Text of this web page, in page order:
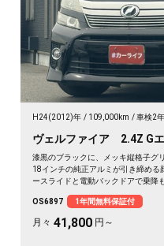
H24(2012)年 109,000km 車検2
ヴェルファイア 2.4Z G
漆黒のブラックに、メッキ縦格子グ
18インチの純正アルミが引き締める
ースライドと電動バックドアで乗降
ップダウンモニターで後席の時間も
証付》でお渡しします🚗✨💎💺😎
OS6897 1年間無料保証付
月々 41,800 円～